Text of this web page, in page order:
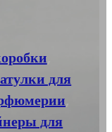
для
для